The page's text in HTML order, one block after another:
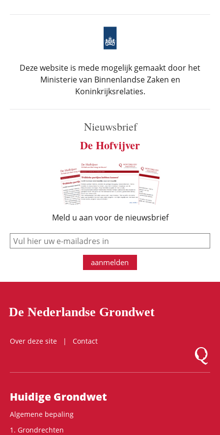
Deze website is mede mogelijk gemaakt door het
Ministerie van Binnenlandse Zaken en
Koninkrijksrelaties.
Nieuwsbrief
De Hofvijver
Meld u aan voor de nieuwsbrief
e-mail
aanmelden
De Nederlandse Grondwet
Over deze site
Contact
Logo
Hoofdnavigatie
Huidige Grondwet
Algemene bepaling
1. Grondrechten